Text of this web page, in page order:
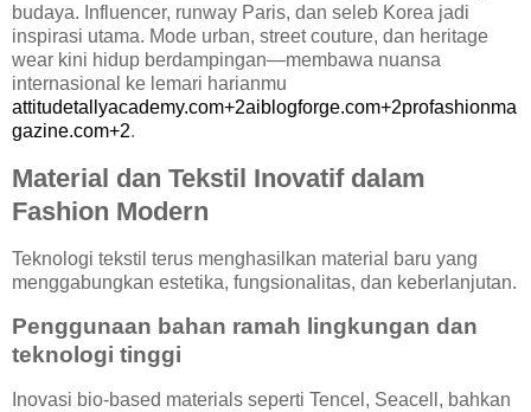
budaya. Influencer, runway Paris, dan seleb Korea jadi
inspirasi utama. Mode urban, street couture, dan heritage
wear kini hidup berdampingan—membawa nuansa
internasional ke lemari harianmu
attitudetallyacademy.com+2aiblogforge.com+2profashionma
gazine.com+2.
Material dan Tekstil Inovatif dalam
Fashion Modern
Teknologi tekstil terus menghasilkan material baru yang
menggabungkan estetika, fungsionalitas, dan keberlanjutan.
Penggunaan bahan ramah lingkungan dan
teknologi tinggi
Inovasi bio-based materials seperti Tencel, Seacell, bahkan